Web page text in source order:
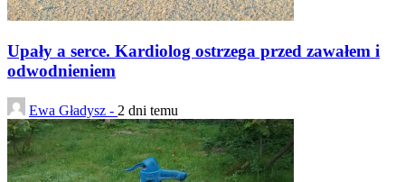
Upały a serce. Kardiolog ostrzega przed zawałem i
odwodnieniem
Ewa Gładysz - 2 dni temu